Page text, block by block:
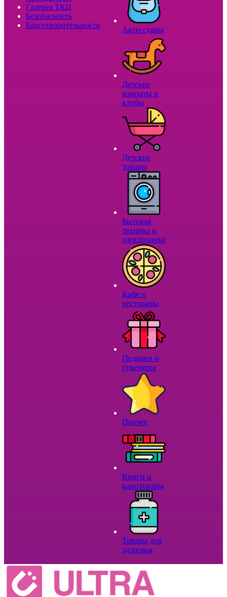
Галерея ТКЦ
Безопасность
Благотворительность
Аксессуары
Детские
комнаты и
клубы
Детские
товары
Бытовая
техника и
электроника
Кафе и
рестораны
Подарки и
сувениры
Прочее
Книги и
канцтовары
Товары для
здоровья